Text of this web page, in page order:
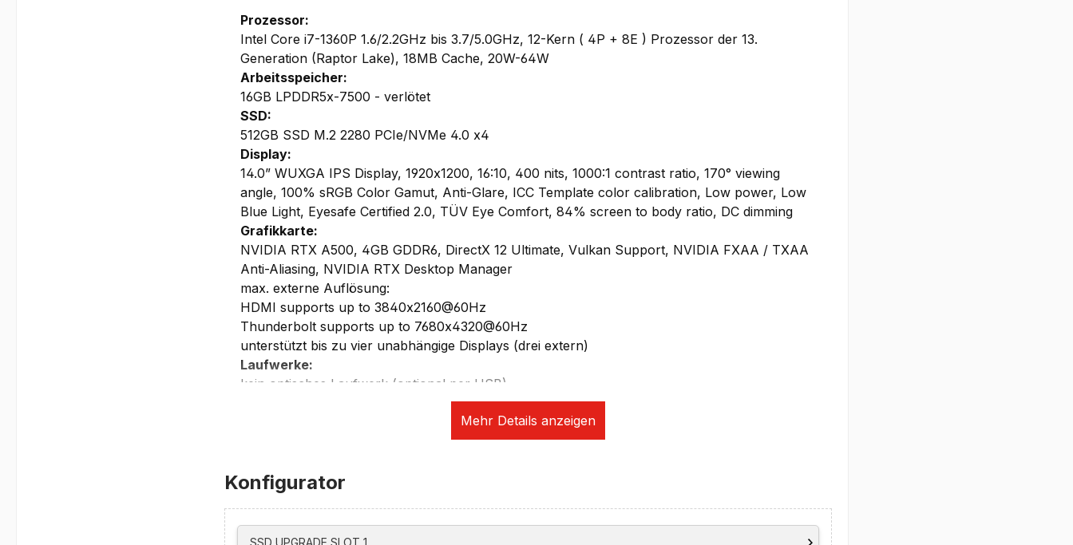
Prozessor:
Intel Core i7-1360P 1.6/2.2GHz bis 3.7/5.0GHz, 12-Kern ( 4P + 8E ) Prozessor der 13.
Generation (Raptor Lake), 18MB Cache, 20W-64W
Arbeitsspeicher:
16GB LPDDR5x-7500 - verlötet
SSD:
512GB SSD M.2 2280 PCIe/NVMe 4.0 x4
Display:
14.0” WUXGA IPS Display, 1920x1200, 16:10, 400 nits, 1000:1 contrast ratio, 170° viewing
angle, 100% sRGB Color Gamut, Anti-Glare, ICC Template color calibration, Low power, Low
Blue Light, Eyesafe Certified 2.0, TÜV Eye Comfort, 84% screen to body ratio, DC dimming
Grafikkarte:
NVIDIA RTX A500, 4GB GDDR6, DirectX 12 Ultimate, Vulkan Support, NVIDIA FXAA / TXAA
Anti-Aliasing, NVIDIA RTX Desktop Manager
max. externe Auflösung:
HDMI supports up to 3840x2160@60Hz
Thunderbolt supports up to 7680x4320@60Hz
unterstützt bis zu vier unabhängige Displays (drei extern)
Laufwerke:
kein optisches Laufwerk (optional per USB)
integrierte 5.0MP + IR Discrete Camera, Privacy Shutter, Human Presence Detection
Intel Wi-Fi 6E AX211, 802.11ax 2x2 Wi-Fi + Bluetooth 5.1 (Bluetooth 5.3 hardware ready)
WWAN ready
Schnittstellen/Steckplätze/Sicherheit:
Fingerprint Reader Touch-Style im Power Button
Konfigurator
SSD UPGRADE SLOT 1